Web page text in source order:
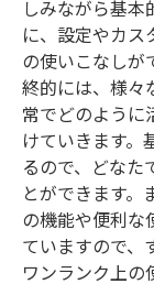
しみながら基本
に、設定やカス
の使いこなしが
終的には、様々
常でどのように
けていきます。
るので、どなた
とができます。
の機能や便利な
ていますので、
ワンランク上の